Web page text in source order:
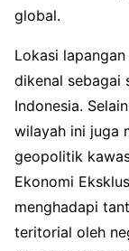
global.
Lokasi
dikenal sebagai
Indonesia.
wilayah ini juga
geopolitik
Ekonomi
menghadapi
teritorial oleh